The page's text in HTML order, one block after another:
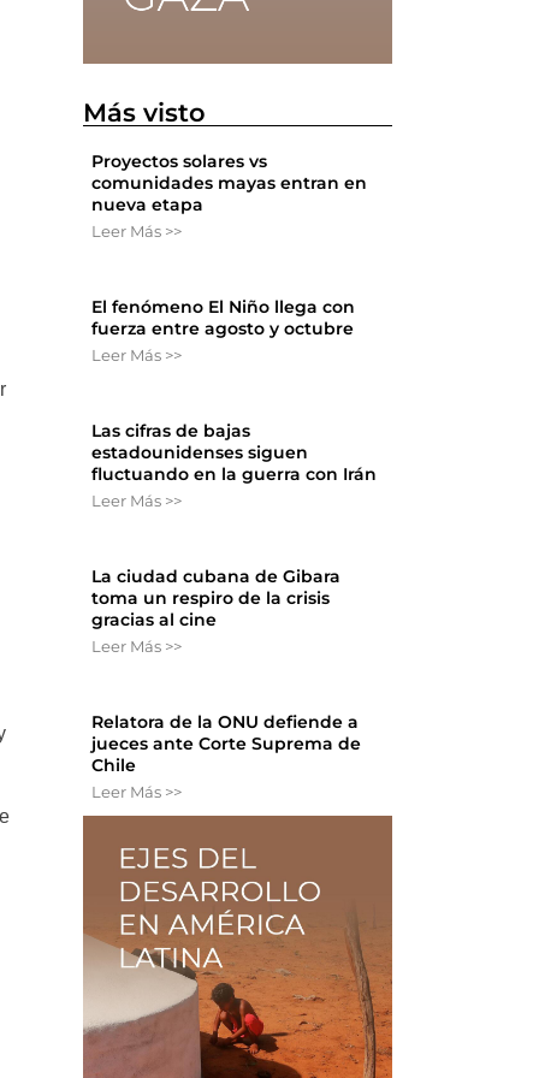
Más visto
Proyectos solares vs
comunidades mayas entran en
nueva etapa
Leer Más >>
El fenómeno El Niño llega con
fuerza entre agosto y octubre
Leer Más >>
Las cifras de bajas
estadounidenses siguen
fluctuando en la guerra con Irán
Leer Más >>
La ciudad cubana de Gibara
toma un respiro de la crisis
gracias al cine
Leer Más >>
Relatora de la ONU defiende a
jueces ante Corte Suprema de
Chile
Leer Más >>